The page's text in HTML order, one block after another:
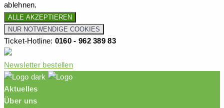
ablehnen.
ALLE AKZEPTIEREN
NUR NOTWENDIGE COOKIES
Ticket-Hotline: 0160 - 962 389 83
Newsletter bestellen
Aktuelles
Über uns